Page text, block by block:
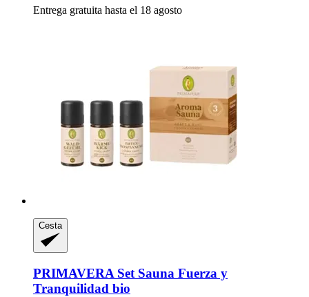
Entrega gratuita hasta el 18 agosto
Cesta
PRIMAVERA Set Sauna Fuerza y
Tranquilidad bio